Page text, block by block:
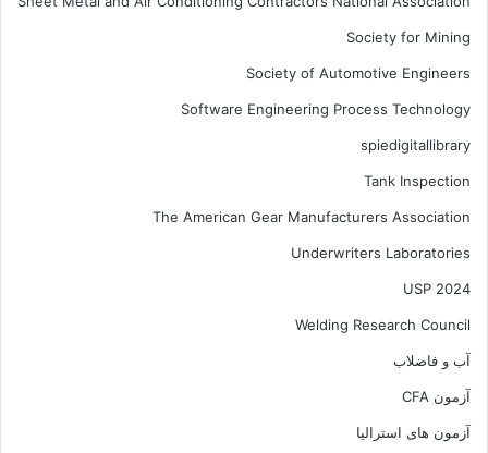
Society for Mining
Society of Automotive Engineers
Software Engineering Process Technology
spiedigitallibrary
Tank Inspection
The American Gear Manufacturers Association
Underwriters Laboratories
USP 2024
Welding Research Council
آب و فاضلاب
آزمون CFA
آزمون های استرالیا